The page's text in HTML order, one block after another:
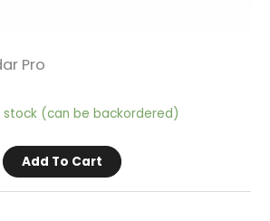
Pro
stock (can be backordered)
Add To Cart